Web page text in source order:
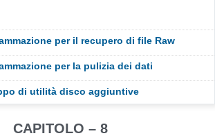
per il recupero di file Raw
per la pulizia dei dati
di utilità disco aggiuntive
CAPITOLO – 8